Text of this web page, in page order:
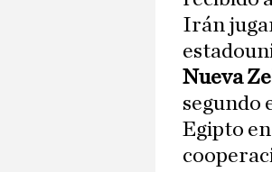
Irán
Nueva
segundo
Egipto